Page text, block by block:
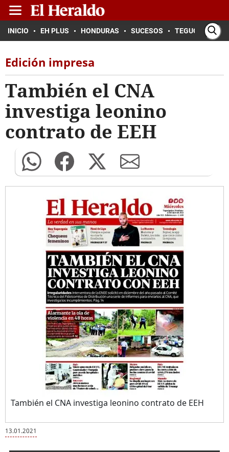
INICIO EH PLUS HONDURAS SUCESOS TEGUCIGALPA
Edición impresa
También el CNA
investiga leonino
contrato de EEH
También el CNA investiga leonino contrato de EEH
13.01.2021